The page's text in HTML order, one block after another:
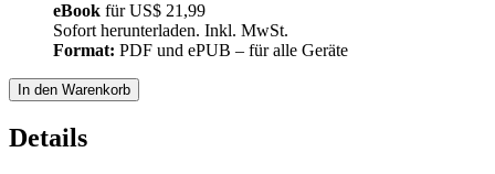
eBook fürUS$ 21,99
Sofort herunterladen. Inkl. MwSt.
Format: PDF und ePUB – für alle Geräte
In den Warenkorb
Details